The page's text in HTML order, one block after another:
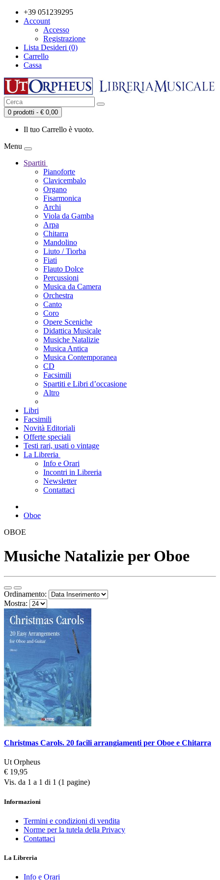
+39 051239295
Account
Accesso
Registrazione
Lista Desideri (0)
Carrello
Cassa
0 prodotti - € 0,00
Il tuo Carrello è vuoto.
Menu
Spartiti
Pianoforte
Clavicembalo
Organo
Fisarmonica
Archi
Viola da Gamba
Arpa
Chitarra
Mandolino
Liuto / Tiorba
Fiati
Flauto Dolce
Percussioni
Musica da Camera
Orchestra
Canto
Coro
Opere Sceniche
Didattica Musicale
Musiche Natalizie
Musica Antica
Musica Contemporanea
CD
Facsimili
Spartiti e Libri d’occasione
Altro
Libri
Facsimili
Novità Editoriali
Offerte speciali
Testi rari, usati o vintage
La Libreria
Info e Orari
Incontri in Libreria
Newsletter
Contattaci
Oboe
OBOE
Musiche Natalizie per Oboe
Ordinamento:
Mostra:
Christmas Carols. 20 facili arrangiamenti per Oboe e Chitarra
Ut Orpheus
€ 19,95
Vis. da 1 a 1 di 1 (1 pagine)
Informazioni
Termini e condizioni di vendita
Norme per la tutela della Privacy
Contattaci
La Libreria
Info e Orari